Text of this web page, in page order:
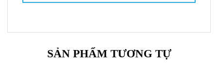
SẢN PHẨM TƯƠNG TỰ